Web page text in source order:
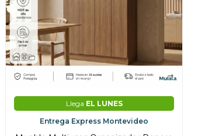
Llega EL LUNES
Entrega Express Montevideo